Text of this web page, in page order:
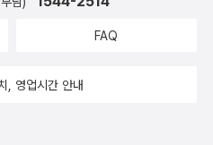
FAQ
, 영업시간 안내